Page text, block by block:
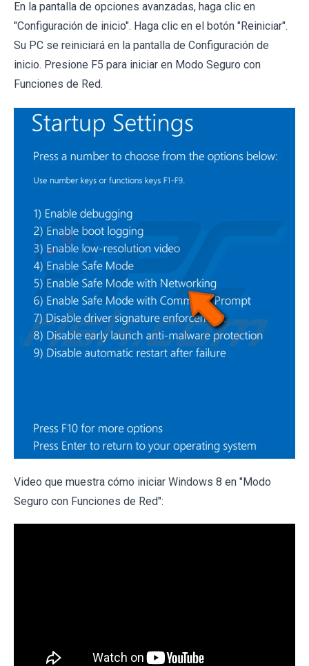
En la pantalla de opciones avanzadas, haga clic en
"Configuración de inicio". Haga clic en el botón "Reiniciar".
Su PC se reiniciará en la pantalla de Configuración de
inicio. Presione F5 para iniciar en Modo Seguro con
Funciones de Red.
Video que muestra cómo iniciar Windows 8 en "Modo
Seguro con Funciones de Red":